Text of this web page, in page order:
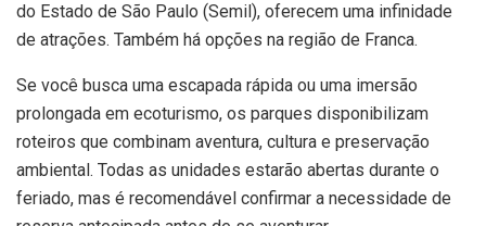
do Estado de São Paulo (Semil), oferecem uma infinidade
de atrações. Também há opções na região de Franca.
Se você busca uma escapada rápida ou uma imersão
prolongada em ecoturismo, os parques disponibilizam
roteiros que combinam aventura, cultura e preservação
ambiental. Todas as unidades estarão abertas durante o
feriado, mas é recomendável confirmar a necessidade de